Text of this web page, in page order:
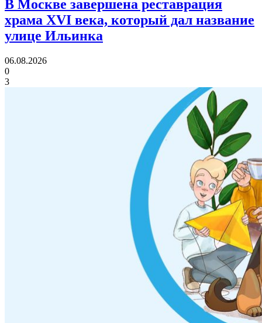
В Москве завершена реставрация
храма XVI века, который дал название
улице Ильинка
06.08.2026
0
3